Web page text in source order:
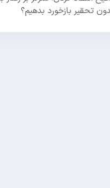
تحقیر بازخورد بدهیم؟